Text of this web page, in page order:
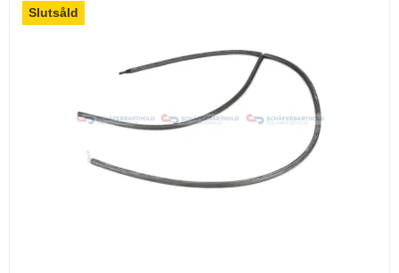
Slutsåld